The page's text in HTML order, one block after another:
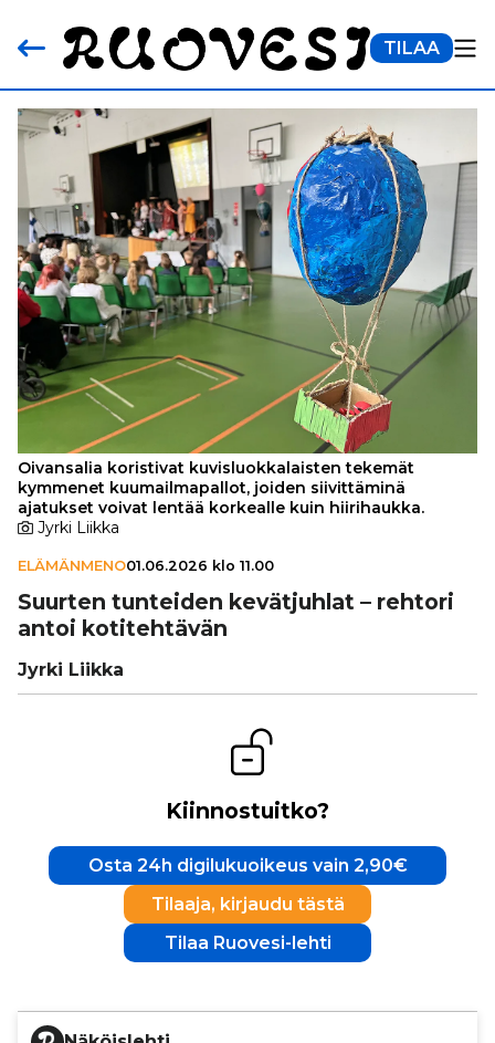
TILAA
Oivansalia koristivat kuvisluokkalaisten tekemät
kymmenet kuumailmapallot, joiden siivittäminä
ajatukset voivat lentää korkealle kuin hiirihaukka.
Jyrki Liikka
ELÄMÄNMENO01.06.2026 klo 11.00
Suurten tunteiden kevät­juh­lat – rehtori
antoi koti­teh­tä­vän
Jyrki Liikka
Kiinnostuitko?
Osta 24h digilukuoikeus vain 2,90€
Tilaaja, kirjaudu tästä
Tilaa Ruovesi-lehti